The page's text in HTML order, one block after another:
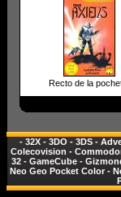
Recto de la
- 32X - 3DO - 3DS -
Colecovision -
32 - GameCube -
Neo Geo Pocket Color -